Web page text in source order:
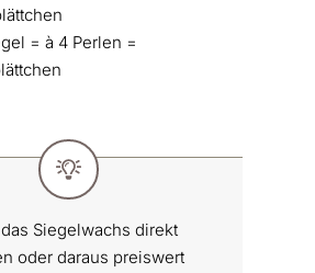
= à 4 Perlen =
Siegelwachs direkt
oder daraus preiswert